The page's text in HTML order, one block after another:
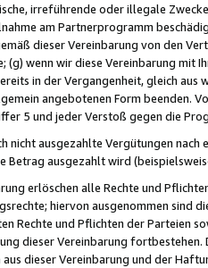
irreführende oder illegale
am Partnerprogramm
dieser Vereinbarung von den
wenn wir diese Vereinbarung mit
in der Vergangenheit, gleich
angebotenen Form beenden.
5 und jeder Verstoß gegen die
nicht ausgezahlte Vergütungen
Betrag ausgezahlt wird
erlöschen alle Rechte und
hiervon ausgenommen sind
Rechte und Pflichten der Parteien
dieser Vereinbarung
dieser Vereinbarung und der